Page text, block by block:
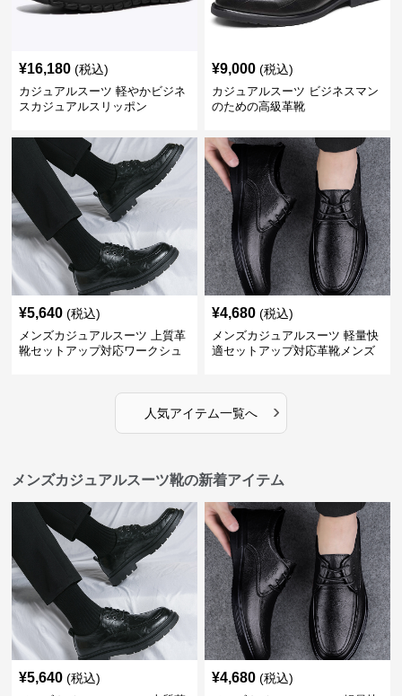
¥16,180 (税込)
カジュアルスーツ 軽やかビジネ
スカジュアルスリッポン
¥9,000 (税込)
カジュアルスーツ ビジネスマン
のための高級革靴
¥5,640 (税込)
メンズカジュアルスーツ 上質革
靴セットアップ対応ワークシュ
¥4,680 (税込)
メンズカジュアルスーツ 軽量快
適セットアップ対応革靴メンズ
人気アイテム一覧へ ›
メンズカジュアルスーツ靴の新着アイテム
¥5,640 (税込) ¥4,680 (税込)